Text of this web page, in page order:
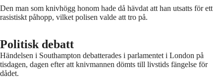
Den man som knivhögg honom hade då hävdat att han utsatts för ett
rasistiskt påhopp, vilket polisen valde att tro på.
Politisk debatt
Händelsen i Southampton debatterades i parlamentet i London på
tisdagen, dagen efter att knivmannen dömts till livstids fängelse för
dådet.